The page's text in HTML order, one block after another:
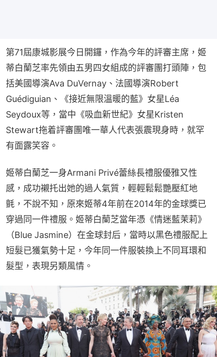
第71屆康城影展今日開鑼，作為今年的評審主席，姬
蒂白蘭芝率先領由五男四女組成的評審團打頭陣，包
括美國導演Ava DuVernay、法國導演Robert
Guédiguian、《接近無限溫暖的藍》女星Léa
Seydoux等，當中《吸血新世紀》女星Kristen
Stewart拖着評審團唯一華人代表張震現身時，就罕
有面露笑容。
姬蒂白蘭芝一身Armani Privé蕾絲長禮服優雅又性
感，成功襯托出她的過人氣質，輕輕鬆鬆艷壓紅地
氈，不說不知，原來姬蒂4年前在2014年的金球獎已
穿過同一件禮服。姬蒂白蘭芝當年憑《情迷藍茉莉》
（Blue Jasmine）在金球封后，當時以黑色禮服配上
短髮已獲氣勢十足，今年同一件服裝換上不同耳環和
髮型，表現另類風情。